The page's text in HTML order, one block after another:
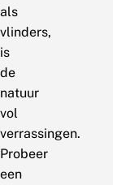
als
vlinders,
is
de
natuur
vol
verrassingen.
Probeer
een